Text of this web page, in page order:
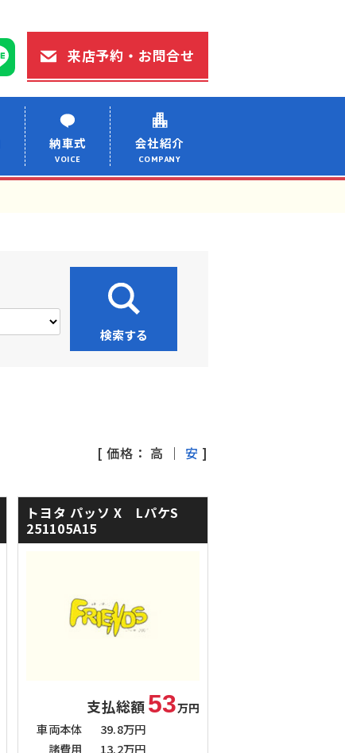
来店予約・お問合せ
納車式
VOICE
会社紹介
COMPANY
[ 価格：高 ｜ 安 ]
トヨタ パッソX LパケS
251105A15
支払総額 53万円
車両本体
39.8万円
諸費用
13.2万円